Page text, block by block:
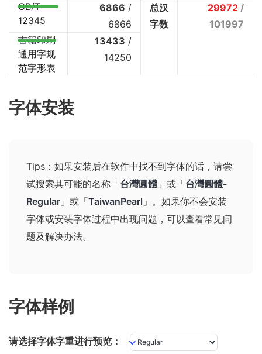
GB/T
12345
6866 /
6866
总汉
字数
29972 /
101997
古籍印刷
通用字规
范字形表
13433 /
14250
字体安装
Tips：如果安装后在软件中找不到字体的话，请尝
试搜索其可能的名称 「台灣圓體 」或「台灣圓體-
Regular 」或「TaiwanPearl 」 。如果你不会安装
字体或安装字体过程中出现问题，可以查看常见问
题及解决办法。
字体样例
请选择字体字重进行预览：